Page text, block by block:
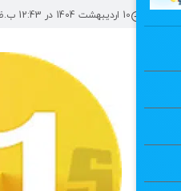
10 اردیبهشت 1404 در 12:43 ب.ظ